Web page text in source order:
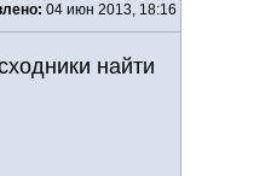
04 июн 2013, 18:16
найти